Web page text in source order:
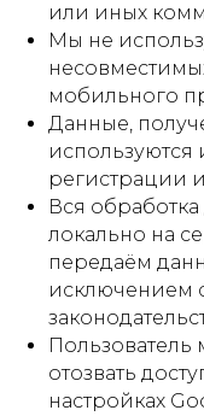
или иных
Мы не
мобильного
Данные,
используются
регистрации и
Вся
локально на
передаём
исключением
отозвать
настройках